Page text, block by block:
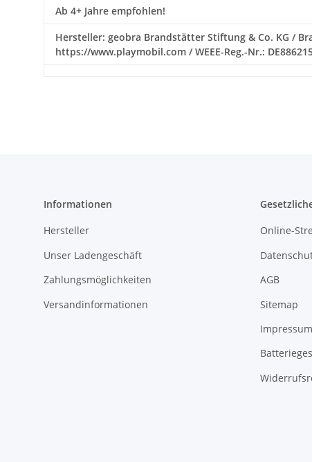
Ab 4+ Jahre empfohlen!
Hersteller: geobra Brandstätter Stiftung & Co. KG /
https://www.playmobil.com / WEEE-Reg.-Nr.:
Informationen
Hersteller
Unser Ladengeschäft
Zahlungsmöglichkeiten
Versandinformationen
Online-
AGB
Sitemap
Impressum